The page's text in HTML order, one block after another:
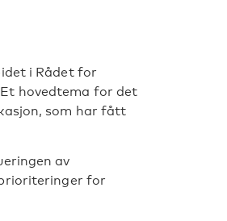
i Rådet for
hovedtema for det
som har fått
av
for